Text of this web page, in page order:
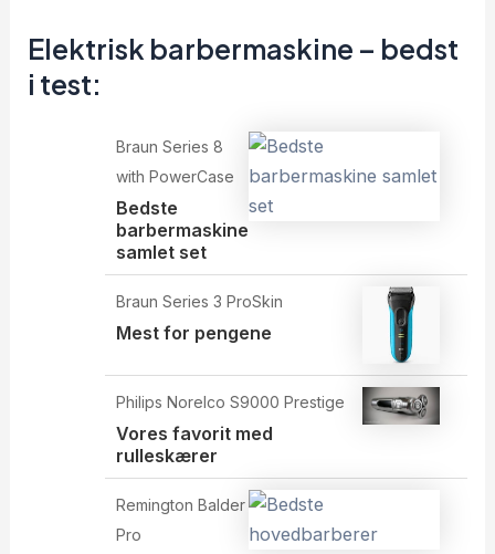
Elektrisk barbermaskine – bedst
i test:
Braun Series 8
with PowerCase
Bedste
barbermaskine
samlet set
Braun Series 3 ProSkin
Mest for pengene
Philips Norelco S9000 Prestige
Vores favorit med
rulleskærer
Remington Balder
Pro